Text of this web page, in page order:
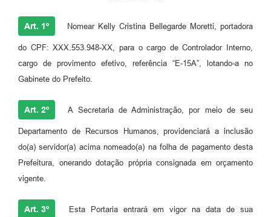
Art. 1º Nomear Kelly Cristina Bellegarde Moretti, portadora
do CPF: XXX.553.948-XX, para o cargo de Controlador Interno,
cargo de provimento efetivo, referência “E-15A”, lotando-a no
Gabinete do Prefeito.
Art. 2º A Secretaria de Administração, por meio de seu
Departamento de Recursos Humanos, providenciará a inclusão
do(a) servidor(a) acima nomeado(a) na folha de pagamento desta
Prefeitura, onerando dotação própria consignada em orçamento
vigente.
Art. 3º Esta Portaria entrará em vigor na data de sua